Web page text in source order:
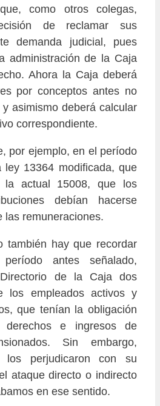
como otros colegas,
de reclamar sus
demanda judicial, pues
administración de la Caja
Ahora la Caja deberá
por conceptos antes no
asimismo deberá calcular
correspondiente.
por ejemplo, en el período
ley 13364 modificada, que
la actual 15008, que los
debían hacerse
las remuneraciones.
también hay que recordar
antes señalado,
de la Caja dos
los empleados activos y
que tenían la obligación
e ingresos de
Sin embargo,
los perjudicaron con su
ataque directo o indirecto
en ese sentido.